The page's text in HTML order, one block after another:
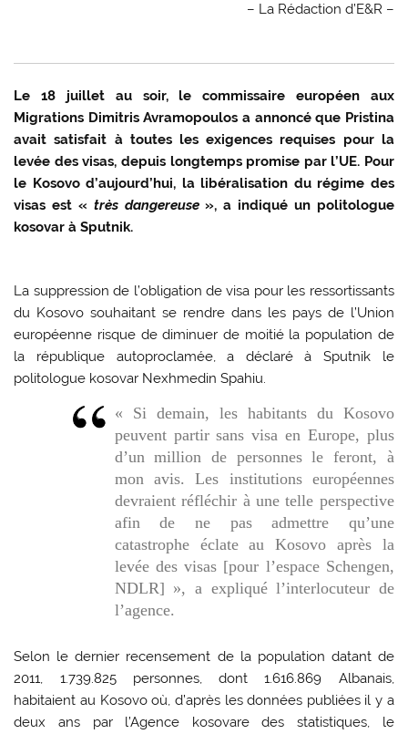
– La Rédaction d’E&R –
Le 18 juillet au soir, le commissaire européen aux
Migrations Dimitris Avramopoulos a annoncé que Pristina
avait satisfait à toutes les exigences requises pour la
levée des visas, depuis longtemps promise par l’UE. Pour
le Kosovo d’aujourd’hui, la libéralisation du régime des
visas est « très dangereuse», a indiqué un politologue
kosovar à Sputnik.
La suppression de l’obligation de visa pour les ressortissants
du Kosovo souhaitant se rendre dans les pays de l’Union
européenne risque de diminuer de moitié la population de
la république autoproclamée, a déclaré à Sputnik le
politologue kosovar Nexhmedin Spahiu.
« Si demain, les habitants du Kosovo
peuvent partir sans visa en Europe, plus
d’un million de personnes le feront, à
mon avis. Les institutions européennes
devraient réfléchir à une telle perspective
afin de ne pas admettre qu’une
catastrophe éclate au Kosovo après la
levée des visas [pour l’espace Schengen,
NDLR] », a expliqué l’interlocuteur de
l’agence.
Selon le dernier recensement de la population datant de
2011, 1.739.825 personnes, dont 1.616.869 Albanais,
habitaient au Kosovo où, d’après les données publiées il y a
deux ans par l’Agence kosovare des statistiques, le